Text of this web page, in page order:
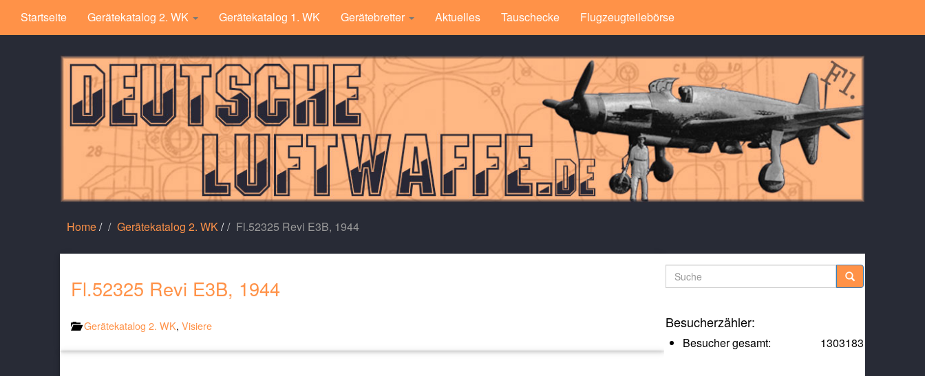
Startseite Gerätekatalog 2. WK Gerätekatalog 1. WK Gerätebretter Aktuelles Tauschecke Flugzeugteilebörse
Home/ Gerätekatalog 2. WK / Fl.52325 Revi E3B, 1944
Fl.52325 Revi E3B, 1944
Gerätekatalog 2. WK, Visiere
Suche
Besucherzähler:
1303183
Besucher gesamt: